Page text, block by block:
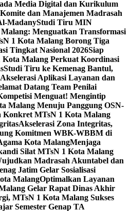
Media Digital dan Kurikulum
dan Manajemen Madrasah
MadanyStudi Tiru MIN
Menguatkan Transformasi
1 Kota Malang Borong Tiga
Tingkat Nasional 2026Siap
Kota Malang Perkuat Koordinasi
Studi Tiru ke Kemenag Bantul,
Aplikasi Layanan dan
Datang Team Penilai
Menguat! Mengintip
Malang Menuju Panggung OSN-
Konkret MTsN 1 Kota Malang
Akselerasi Zona Integritas,
Komitmen WBK-WBBM di
Kota MalangMenjaga
Silat MTsN 1 Kota Malang
Madrasah Akuntabel dan
Jatim Gelar Sosialisasi
MalangOptimalkan Layanan
Gelar Rapat Dinas Akhir
MTsN 1 Kota Malang Sukses
Semester Genap TA